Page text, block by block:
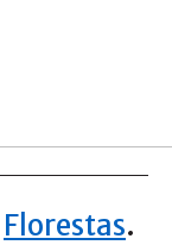
Florestas.